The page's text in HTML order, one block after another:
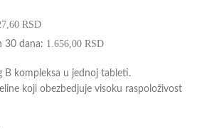
RSD
30 dana: 1.656,00 RSD
B kompleksa u jednoj tableti.
koji obezbedjuje visoku raspoloživost